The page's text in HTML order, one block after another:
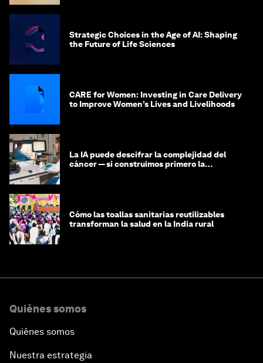
Strategic Choices in the Age of AI: Shaping
the Future of Life Sciences
CARE for Women: Investing in Care Delivery
to Improve Women’s Lives and Livelihoods
La IA puede descifrar la complejidad del
cáncer — si construimos primero la
Cómo las toallas sanitarias reutilizables
transforman la salud en la India rural
Quiénes somos
Quiénes somos
Nuestra estrategia